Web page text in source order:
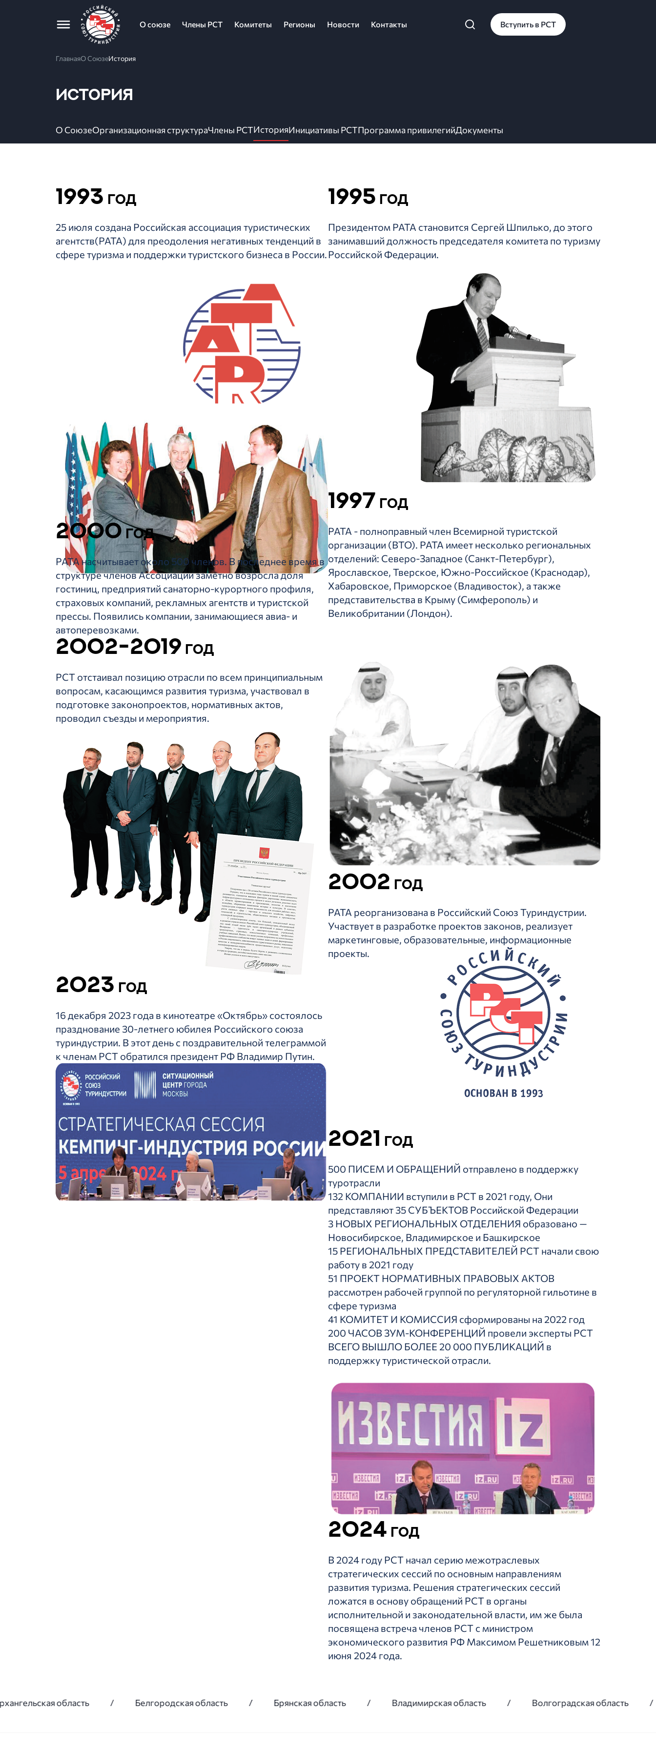
О союзе Члены РСТ Комитеты Регионы Новости Контакты Вступить в РСТ
ГлавнаяО СоюзеИстория
История
О СоюзеОрганизационная структураЧлены РСТИсторияИнициативы РСТПрограмма привилегийДокументы
1993 год
25 июля создана Российская ассоциация туристических
агентств(РАТА) для преодоления негативных тенденций в
сфере туризма и поддержки туристского бизнеса в России.
2000 год
РАТА насчитывает около 500 членов. В последнее время в
структуре членов Ассоциации заметно возросла доля
гостиниц, предприятий санаторно-курортного профиля,
страховых компаний, рекламных агентств и туристской
прессы. Появились компании, занимающиеся авиа- и
автоперевозками.
2002-2019 год
РСТ отстаивал позицию отрасли по всем принципиальным
вопросам, касающимся развития туризма, участвовал в
подготовке законопроектов, нормативных актов,
проводил съезды и мероприятия.
2023 год
16 декабря 2023 года в кинотеатре «Октябрь» состоялось
празднование 30-летнего юбилея Российского союза
туриндустрии. В этот день с поздравительной телеграммой
к членам РСТ обратился президент РФ Владимир Путин.
1995 год
Президентом РАТА становится Сергей Шпилько, до этого
занимавший должность председателя комитета по туризму
Российской Федерации.
1997 год
РАТА - полноправный член Всемирной туристской
организации (ВТО). РАТА имеет несколько региональных
отделений: Северо-Западное (Санкт-Петербург),
Ярославское, Тверское, Южно-Российское (Краснодар),
Хабаровское, Приморское (Владивосток), а также
представительства в Крыму (Симферополь) и
Великобритании (Лондон).
2002 год
РАТА реорганизована в Российский Союз Туриндустрии.
Участвует в разработке проектов законов, реализует
маркетинговые, образовательные, информационные
проекты.
2021 год
500 ПИСЕМ И ОБРАЩЕНИЙ отправлено в поддержку
туротрасли
132 КОМПАНИИ вступили в РСТ в 2021 году, Они
представляют 35 СУБЪЕКТОВ Российской Федерации
3 НОВЫХ РЕГИОНАЛЬНЫХ ОТДЕЛЕНИЯ образовано —
Новосибирское, Владимирское и Башкирское
15 РЕГИОНАЛЬНЫХ ПРЕДСТАВИТЕЛЕЙ РСТ начали свою
работу в 2021 году
51 ПРОЕКТ НОРМАТИВНЫХ ПРАВОВЫХ АКТОВ
рассмотрен рабочей группой по регуляторной гильотине в
сфере туризма
41 КОМИТЕТ И КОМИССИЯ сформированы на 2022 год
200 ЧАСОВ ЗУМ-КОНФЕРЕНЦИЙ провели эксперты РСТ
ВСЕГО ВЫШЛО БОЛЕЕ 20 000 ПУБЛИКАЦИЙ в
поддержку туристической отрасли.
2024 год
В 2024 году РСТ начал серию межотраслевых
стратегических сессий по основным направлениям
развития туризма. Решения стратегических сессий
ложатся в основу обращений РСТ в органы
исполнительной и законодательной власти, им же была
посвящена встреча членов РСТ с министром
экономического развития РФ Максимом Решетниковым 12
июня 2024 года.
/ Белгородская область / Брянская область / Владимирская область / Волгоградская область /